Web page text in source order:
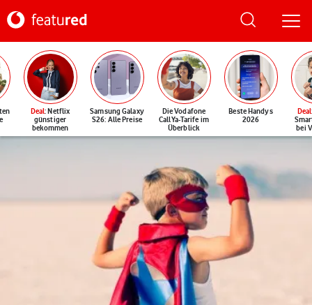
Deal: Netflix
günstiger
bekommen
Samsung Galaxy
S26: Alle Preise
Die Vodafone
CallYa-Tarife im
Überblick
Beste Handys
2026
Deal
bei